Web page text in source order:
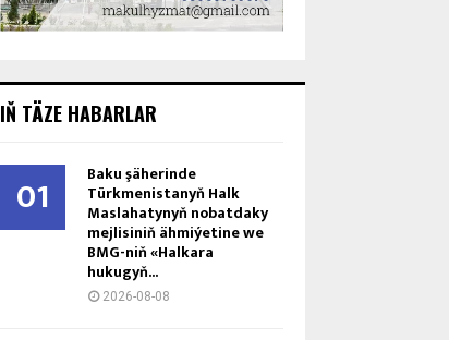
IŇ TÄZE HABARLAR
01 Baku şäherinde
Türkmenistanyň Halk
Maslahatynyň nobatdaky
mejlisiniň ähmiýetine we
BMG-niň «Halkara
hukugyň...
2026-08-08